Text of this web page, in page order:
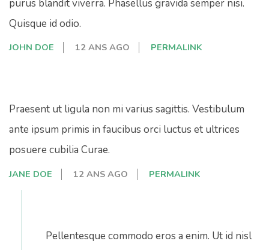
purus blandit viverra. Phasellus gravida semper nisi.
Quisque id odio.
JOHN DOE 12 ANS AGO PERMALINK
Praesent ut ligula non mi varius sagittis. Vestibulum
ante ipsum primis in faucibus orci luctus et ultrices
posuere cubilia Curae.
JANE DOE 12 ANS AGO PERMALINK
Pellentesque commodo eros a enim. Ut id nisl